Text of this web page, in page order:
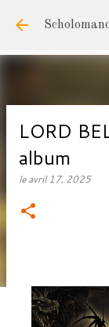
LORD
album
leavril 17, 2025